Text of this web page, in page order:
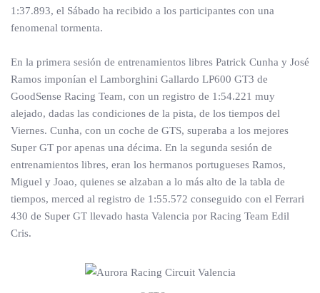
1:37.893, el Sábado ha recibido a los participantes con una
fenomenal tormenta.
En la primera sesión de entrenamientos libres Patrick Cunha y José
Ramos imponían el Lamborghini Gallardo LP600 GT3 de
GoodSense Racing Team, con un registro de 1:54.221 muy
alejado, dadas las condiciones de la pista, de los tiempos del
Viernes. Cunha, con un coche de GTS, superaba a los mejores
Super GT por apenas una décima. En la segunda sesión de
entrenamientos libres, eran los hermanos portugueses Ramos,
Miguel y Joao, quienes se alzaban a lo más alto de la tabla de
tiempos, merced al registro de 1:55.572 conseguido con el Ferrari
430 de Super GT llevado hasta Valencia por Racing Team Edil
Cris.